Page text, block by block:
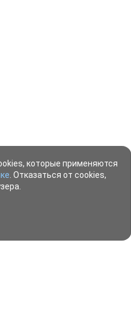
которые применяются
. Отказаться от cookies,